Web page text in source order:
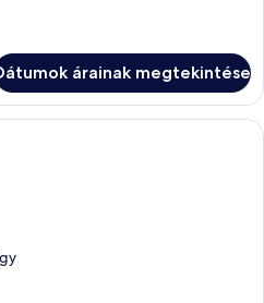
árainak megtekintése
Egy tágas szoba, melyben egy